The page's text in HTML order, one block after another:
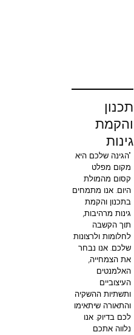
תכנון
והקמת
גינות
"הגינה שלכם היא
מקום מפלט
קסום מהמולת
היום. אנו מתמחים
בתכנון והקמת
גינות מרהיבות,
תוך הקשבה
לחלומות ולרצונות
שלכם. אנו נבחר
את הצמחייה,
האלמנטים
העיצוביים
ותשתיות ההשקיה
והתאורה שיתאימו
לכם בדיוק. אנו
נלווה אתכם